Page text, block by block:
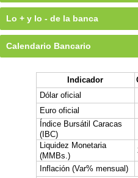
Lo + y lo - de la banca
Calendario Bancario
Indicador
Dólar oficial
Euro oficial
Índice Bursátil Caracas
(IBC)
Liquidez Monetaria
(MMBs.)
Inflación (Var% mensual)